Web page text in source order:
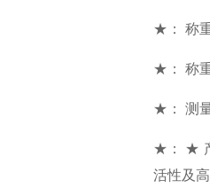
★： 称
★： 称
★： 测
★： ★
活性及